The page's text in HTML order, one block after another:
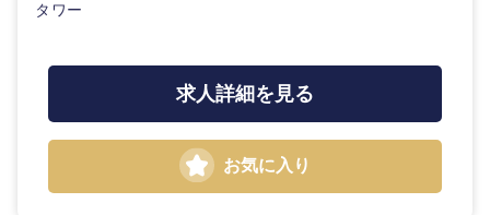
タワー
求人詳細を見る
お気に入り